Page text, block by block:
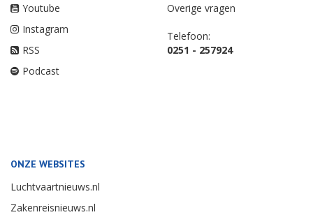
Youtube
Instagram
RSS
Podcast
Overige vragen
Telefoon:
0251 - 257924
ONZE WEBSITES
Luchtvaartnieuws.nl
Zakenreisnieuws.nl